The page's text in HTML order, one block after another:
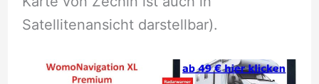
Satellitenansicht darstellbar).